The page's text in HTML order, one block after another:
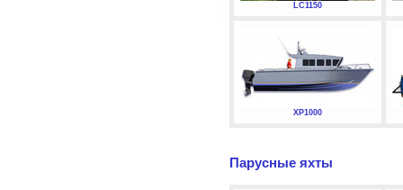
LC1150
XP1000
Парусные яхты